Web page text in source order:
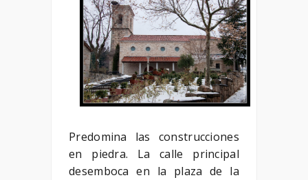
Predomina las construcciones
en piedra. La calle principal
desemboca en la plaza de la